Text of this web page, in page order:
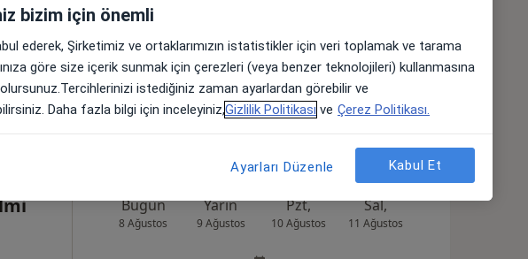
• Harita
Randevu talep et
Bugün
8 Ağustos
Yarın
9 Ağustos
Pzt,
10 Ağustos
Sal,
11 Ağustos
Çar,
bizim için önemli
ederek, Şirketimiz ve ortaklarımızın istatistikler için veri toplamak ve tarama
göre size içerik sunmak için çerezleri (veya benzer teknolojileri) kullanmasına
istediğiniz zaman ayarlardan görebilir ve
Daha fazla bilgi için inceleyiniz,Gizlilik Politikası ve Çerez Politikası.
Ayarları Düzenle Kabul Et